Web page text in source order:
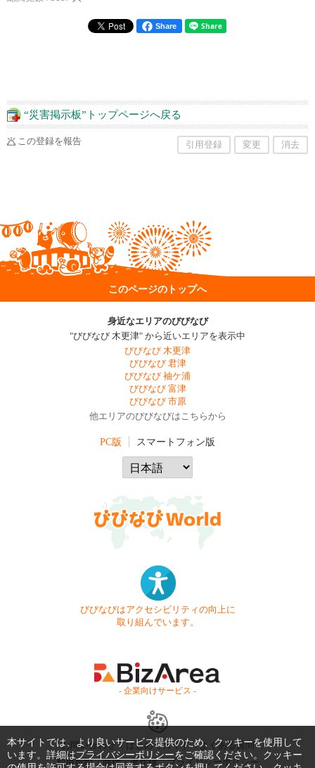
Share
“災害掲示板”トップページへ戻る
この登録を報告 引用登録 変更 消去
このページのトップへ
身近なエリアのびびなび
"びびなび 木更津" から近いエリアを表示中
びびなび 木更津
びびなび 君津
びびなび 袖ケ浦
びびなび 富津
びびなび 市原
他エリアのびびなびはこちらから
PC版 スマートフォン版
びびなびはアクセシビリティの向上に
取り組んでいます。
- 企業向けサービス -
お問い合わせ はじめてガイド
よくある質問
利用規約
商標・著作権 プライバシーポリシー
本サイトでは、より良いサービス提供のため、クッキーを使用して
います。詳細はプライバシーポリシーをご確認ください。クッキー